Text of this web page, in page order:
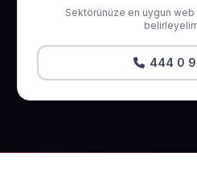
Sektörünüze en uygun
444 0